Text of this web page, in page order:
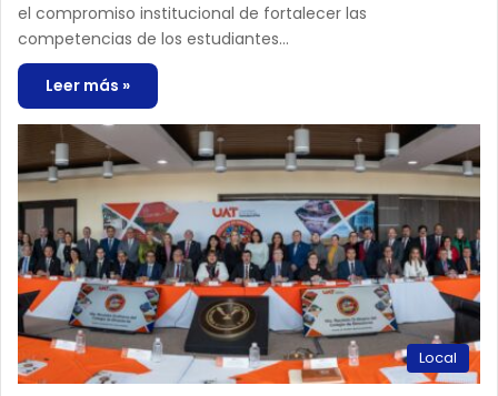
el compromiso institucional de fortalecer las
competencias de los estudiantes…
Leer más »
Local